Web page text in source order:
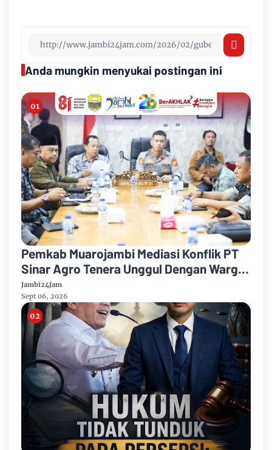
Anda mungkin menyukai postingan ini
Pemkab Muarojambi Mediasi Konflik PT
Sinar Agro Tenera Unggul Dengan Warga
Sipin Teluk Duren
Jambi24Jam
Sept 06, 2026